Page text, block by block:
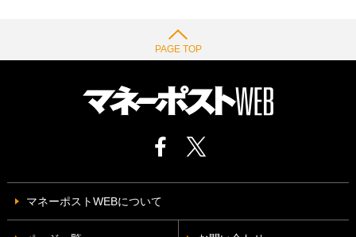
PAGE TOP
マネーポストWEBについて